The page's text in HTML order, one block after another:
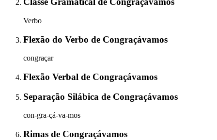
Verbo
Flexão do Verbo de Congraçávamos
congraçar
Flexão Verbal de Congraçávamos
Separação Silábica de Congraçávamos
con-gra-çá-va-mos
Rimas de Congraçávamos